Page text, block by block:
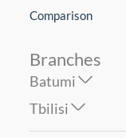
Comparison
Branches
Batumi
Tbilisi